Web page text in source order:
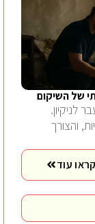
של השיקום
לניקיון.
והצורך
קראו עוד